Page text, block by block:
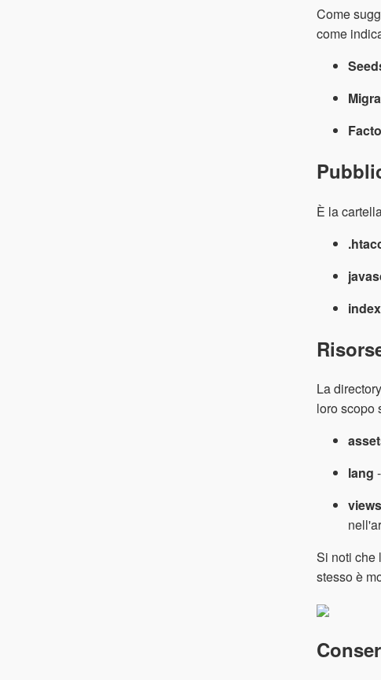
Come
come
È la
La
loro scopo
lang
views
Si noti che
stesso è